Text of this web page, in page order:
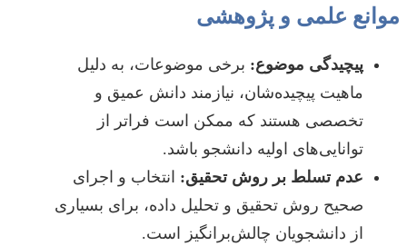
موانع علمی و پژوهشی
پیچیدگی موضوع: برخی موضوعات، به دلیل
ماهیت پیچیده‌شان، نیازمند دانش عمیق و
تخصصی هستند که ممکن است فراتر از
توانایی‌های اولیه دانشجو باشد.
عدم تسلط بر روش تحقیق: انتخاب و اجرای
صحیح روش تحقیق و تحلیل داده، برای بسیاری
از دانشجویان چالش‌برانگیز است.